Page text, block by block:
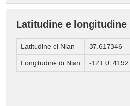
Latitudine e longitudine
Latitudine di Nian 37.617346
Longitudine di Nian -121.014192